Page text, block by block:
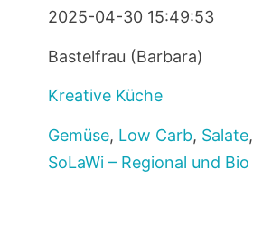
2025-04-30 15:49:53
Bastelfrau (Barbara)
Kreative Küche
Gemüse, Low Carb, Salate,
SoLaWi – Regional und Bio